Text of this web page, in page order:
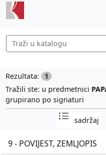
Rezultata: 1
Tražili ste: u predmetnici
grupirano po signaturi
sadržaj
9 - POVIJEST, ZEMLJOPIS